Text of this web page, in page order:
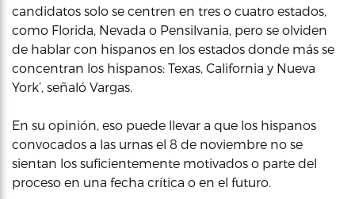
candidatos solo se centren en tres o cuatro estados,
como Florida, Nevada o Pensilvania, pero se olviden
de hablar con hispanos en los estados donde más se
concentran los hispanos: Texas, California y Nueva
York’, señaló Vargas.
En su opinión, eso puede llevar a que los hispanos
convocados a las urnas el 8 de noviembre no se
sientan los suficientemente motivados o parte del
proceso en una fecha crítica o en el futuro.